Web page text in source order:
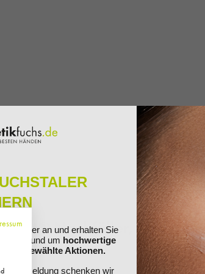
Nachfüller, 74g"
an und erhalten Sie
rund um hochwertige
ausgewählte Aktionen.
Anmeldung schenken wir